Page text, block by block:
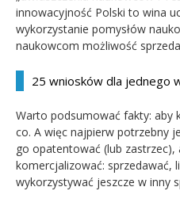
innowacyjność Polski to wina
wykorzystanie pomysłów
naukowcom możliwość
25 wniosków dla jednego
Warto podsumować fakty: aby
co. A więc najpierw potrzebny
go opatentować (lub
komercjalizować: sprzedawać,
wykorzystywać jeszcze w inny